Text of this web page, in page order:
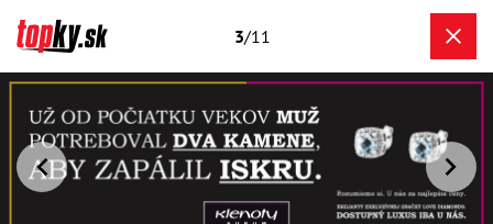
3/11